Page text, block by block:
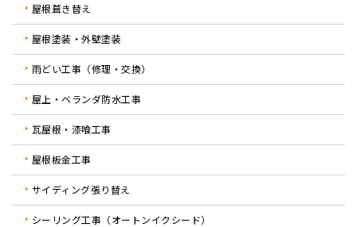
屋根葺き替え
屋根塗装・外壁塗装
雨どい工事（修理・交換）
屋上・ベランダ防水工事
瓦屋根・漆喰工事
屋根板金工事
サイディング張り替え
シーリング工事（オートンイクシード）